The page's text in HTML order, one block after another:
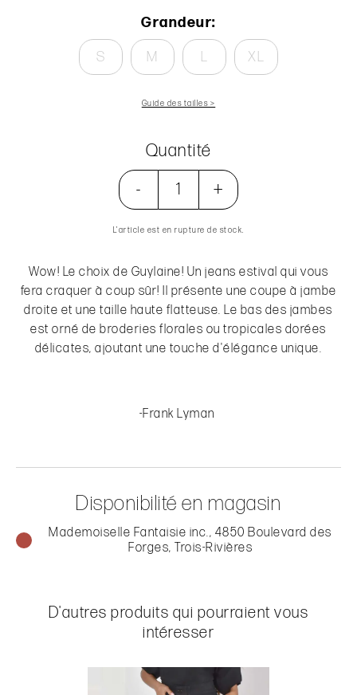
Grandeur:
S M L XL
Guide des tailles >
Quantité
- +
L’article est en rupture de stock.
Wow! Le choix de Guylaine! Un jeans estival qui vous
fera craquer à coup sûr! Il présente une coupe à jambe
droite et une taille haute flatteuse. Le bas des jambes
est orné de broderies florales ou tropicales dorées
délicates, ajoutant une touche d'élégance unique.
-Frank Lyman
Disponibilité en magasin
Mademoiselle Fantaisie inc., 4850 Boulevard des
Forges, Trois-Rivières
D'autres produits qui pourraient vous
intéresser